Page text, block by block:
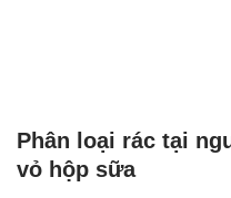
Phân loại rác tại
vỏ hộp sữa